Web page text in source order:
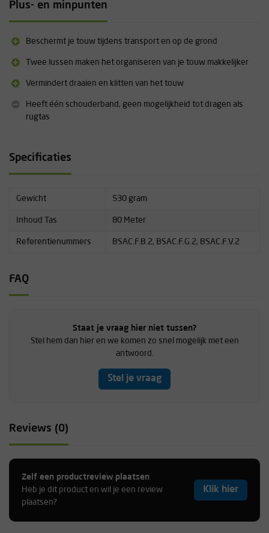
Plus- en minpunten
Beschermt je touw tijdens transport en op de grond
Twee lussen maken het organiseren van je touw makkelijker
Vermindert draaien en klitten van het touw
Heeft één schouderband, geen mogelijkheid tot dragen als
rugtas
Specificaties
Gewicht 530 gram
Inhoud Tas 80 Meter
Referentienummers BSAC.F.B.2, BSAC.F.G.2, BSAC.F.V.2
FAQ
Staat je vraag hier niet tussen?
Stel hem dan hier en we komen zo snel mogelijk met een
antwoord.
Stel je vraag
Reviews (0)
Zelf een productreview plaatsen
Heb je dit product en wil je een review
plaatsen?
Klik hier